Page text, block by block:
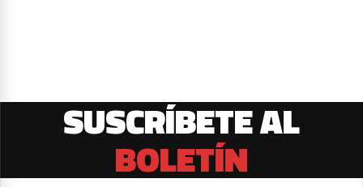
SUSCRÍBETE AL
BOLETÍN